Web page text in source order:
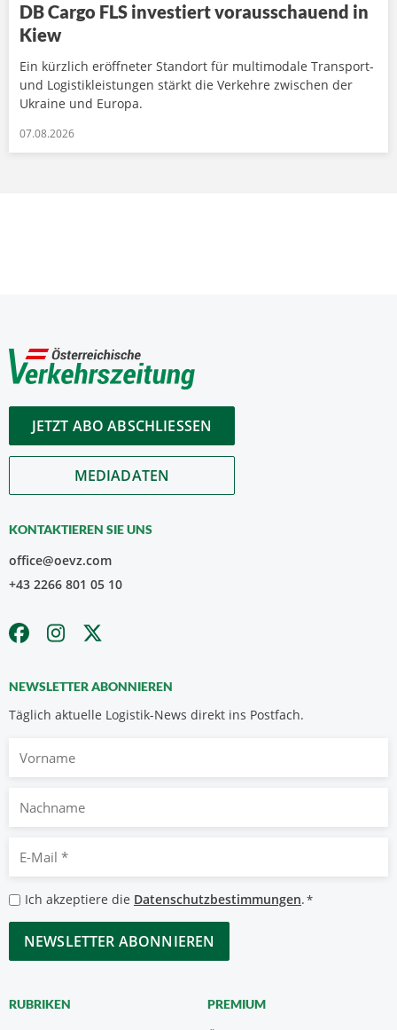
DB Cargo FLS investiert vorausschauend in
Kiew
Ein kürzlich eröffneter Standort für multimodale Transport-
und Logistikleistungen stärkt die Verkehre zwischen der
Ukraine und Europa.
07.08.2026
JETZT ABO ABSCHLIESSEN
MEDIADATEN
KONTAKTIEREN SIE UNS
office@oevz.com
+43 2266 801 05 10
NEWSLETTER ABONNIEREN
Täglich aktuelle Logistik-News direkt ins Postfach.
Nachname
Mail
*
Datenschutzbestimmungen
*
Ich akzeptiere die Datenschutzbestimmungen.*
CAPTCHA
RUBRIKEN PREMIUM